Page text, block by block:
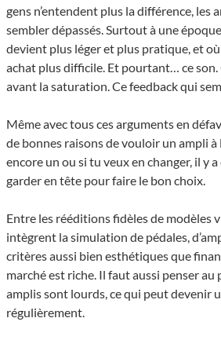
gens n’entendent plus la différence, les
sembler dépassés. Surtout à une
devient plus léger et plus pratique, et
achat plus difficile. Et pourtant… ce son.
avant la saturation. Ce feedback qui
Même avec tous ces arguments en
de bonnes raisons de vouloir un ampli à
encore un ou si tu veux en changer, il y
garder en tête pour faire le bon choix.
Entre les rééditions fidèles de modèles
intègrent la simulation de pédales,
critères aussi bien esthétiques que
marché est riche. Il faut aussi penser au
amplis sont lourds, ce qui peut devenir
régulièrement.